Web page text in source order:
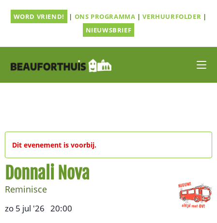
naarWORD VRIEND! | ONS PROGRAMMA |VERHUURFOLDER |
NIEUWSBRIEF
Dit evenement is voorbij.
Donnali Nova
Reminisce
zo 5 jul '26 20:00